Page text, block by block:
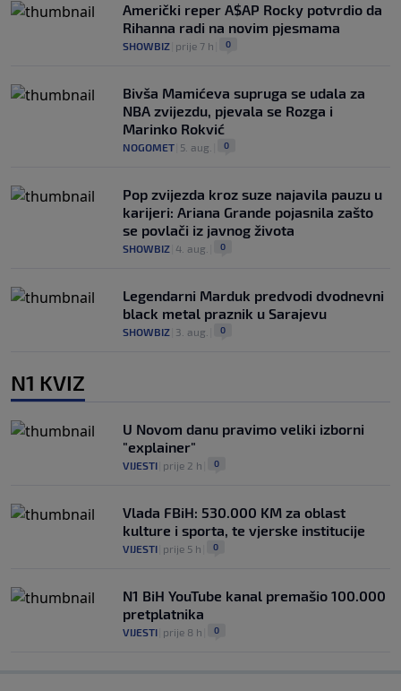
Američki reper A$AP Rocky potvrdio da
Rihanna radi na novim pjesmama
SHOWBIZ prije 7 h 0
Bivša Mamićeva supruga se udala za
NBA zvijezdu, pjevala se Rozga i
Marinko Rokvić
NOGOMET 5. aug. 0
Pop zvijezda kroz suze najavila pauzu u
karijeri: Ariana Grande pojasnila zašto
se povlači iz javnog života
SHOWBIZ 4. aug. 0
Legendarni Marduk predvodi dvodnevni
black metal praznik u Sarajevu
SHOWBIZ 3. aug. 0
N1 KVIZ
U Novom danu pravimo veliki izborni
"explainer"
VIJESTI prije 2 h 0
Vlada FBiH: 530.000 KM za oblast
kulture i sporta, te vjerske institucije
VIJESTI prije 5 h 0
N1 BiH YouTube kanal premašio 100.000
pretplatnika
VIJESTI prije 8 h 0